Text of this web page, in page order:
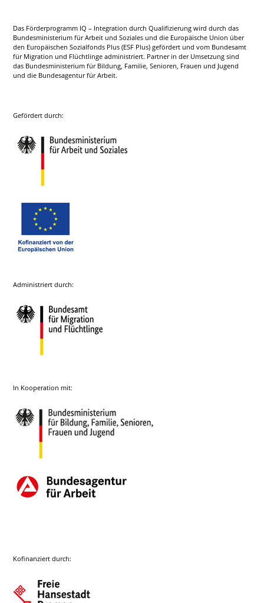
Das Förderprogramm IQ – Integration durch Qualifizierung wird durch das
Bundesministerium für Arbeit und Soziales und die Europäische Union über
den Europäischen Sozialfonds Plus (ESF Plus) gefördert und vom Bundesamt
für Migration und Flüchtlinge administriert. Partner in der Umsetzung sind
das Bundesministerium für Bildung, Familie, Senioren, Frauen und Jugend
und die Bundesagentur für Arbeit.
Gefördert durch:
Administriert durch:
In Kooperation mit:
Kofinanziert durch: